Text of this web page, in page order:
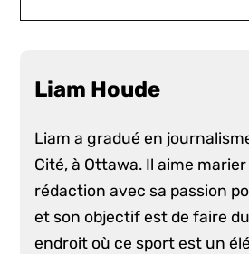
Liam Houde
Liam a gradué en
Cité, à Ottawa. Il aime
rédaction avec sa passion
et son objectif est de faire
endroit où ce sport est un